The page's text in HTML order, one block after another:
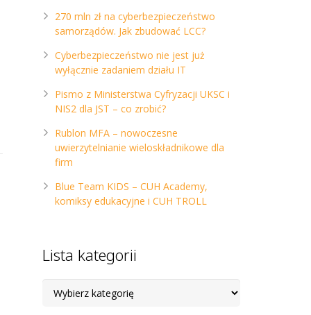
270 mln zł na cyberbezpieczeństwo
samorządów. Jak zbudować LCC?
Cyberbezpieczeństwo nie jest już
wyłącznie zadaniem działu IT
Pismo z Ministerstwa Cyfryzacji UKSC i
NIS2 dla JST – co zrobić?
Rublon MFA – nowoczesne
uwierzytelnianie wieloskładnikowe dla
firm
Blue Team KIDS – CUH Academy,
komiksy edukacyjne i CUH TROLL
Lista kategorii
kategorii